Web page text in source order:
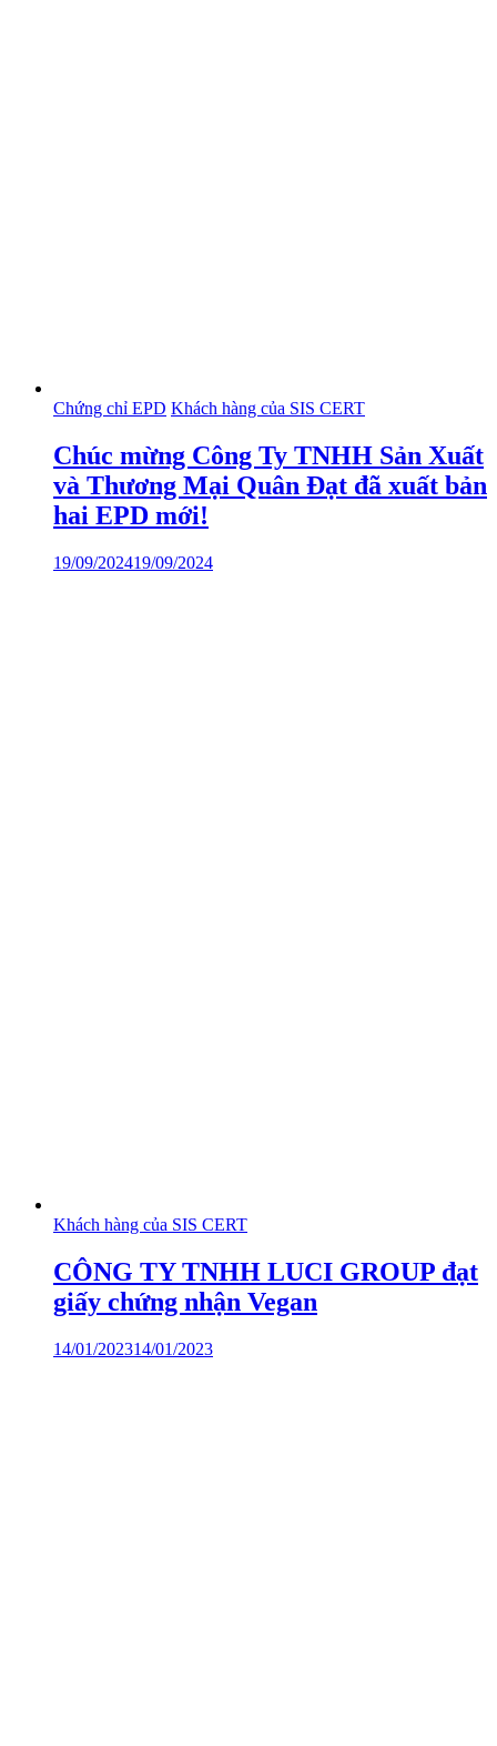
Chứng chỉ EPD Khách hàng của SIS CERT
Chúc mừng Công Ty TNHH Sản Xuất
và Thương Mại Quân Đạt đã xuất bản
hai EPD mới!
19/09/202419/09/2024
Khách hàng của SIS CERT
CÔNG TY TNHH LUCI GROUP đạt
giấy chứng nhận Vegan
14/01/202314/01/2023